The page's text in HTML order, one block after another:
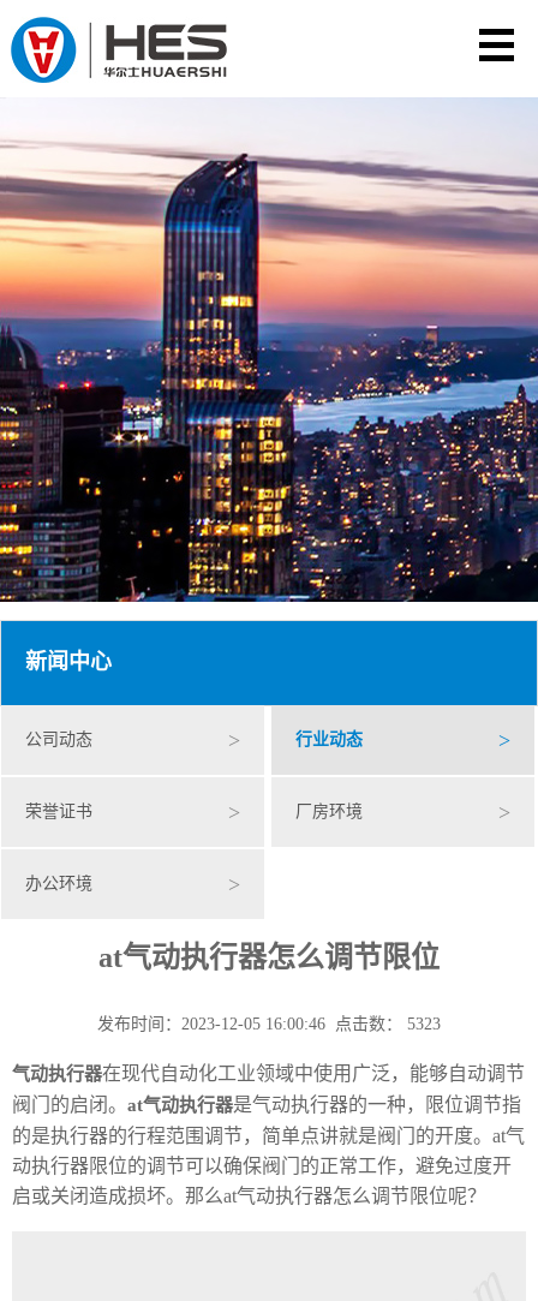
新闻中心
公司动态 > 行业动态 >
荣誉证书 > 厂房环境 >
办公环境 >
at气动执行器怎么调节限位
发布时间：2023-12-05 16:00:46 点击数： 5323
气动执行器在现代自动化工业领域中使用广泛，能够自动调节
阀门的启闭。 at气动执行器是气动执行器的一种，限位调节指
的是执行器的行程范围调节，简单点讲就是阀门的开度。at气
动执行器限位的调节可以确保阀门的正常工作，避免过度开
启或关闭造成损坏。那么at气动执行器怎么调节限位呢？